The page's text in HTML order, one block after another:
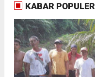
KABAR POPULER